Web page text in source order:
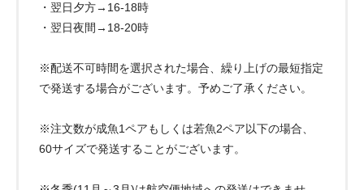
・翌日夕方→16-18時
・翌日夜間→18-20時
※配送不可時間を選択された場合、繰り上げの最短指定
で発送する場合がございます。予めご了承ください。
※注文数が成魚1ペアもしくは若魚2ペア以下の場合、
60サイズで発送することがございます。